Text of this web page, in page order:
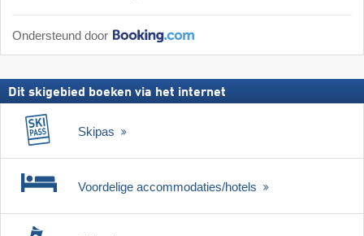
Ondersteund door
Dit skigebied boeken via het internet
Skipas
Voordelige accommodaties/hotels